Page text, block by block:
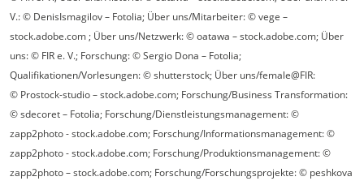
V.: © DenisIsmagilov – Fotolia; Über uns/Mitarbeiter: © vege –
stock.adobe.com ; Über uns/Netzwerk: © oatawa – stock.adobe.com; Über
uns: © FIR e. V.; Forschung: © Sergio Dona – Fotolia;
Qualifikationen/Vorlesungen: © shutterstock; Über uns/female@FIR:
© Prostock-studio – stock.adobe.com; Forschung/Business Transformation:
© sdecoret – Fotolia; Forschung/Dienstleistungsmanagement: ©
zapp2photo - stock.adobe.com; Forschung/Informationsmanagement: ©
zapp2photo - stock.adobe.com; Forschung/Produktionsmanagement: ©
zapp2photo – stock.adobe.com; Forschung/Forschungsprojekte: © peshkova